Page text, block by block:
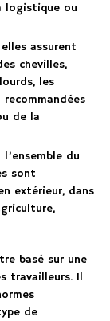
logistique ou
assurent
chevilles,
les
de la
du
sont
extérieur, dans
basé sur une
travailleurs. Il
de